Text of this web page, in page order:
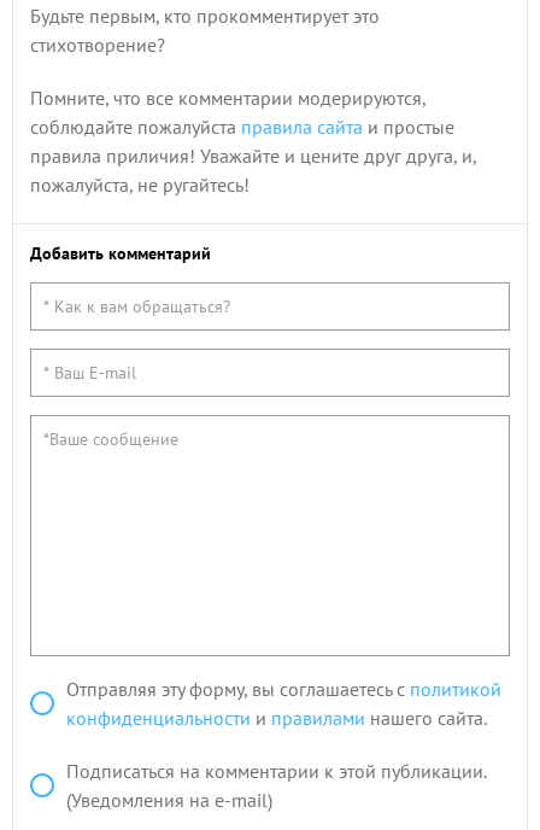
Будьте первым, кто прокомментирует это
стихотворение?
Помните, что все комментарии модерируются,
соблюдайте пожалуйста правила сайта и простые
правила приличия! Уважайте и цените друг друга, и,
пожалуйста, не ругайтесь!
Добавить комментарий
Отправляя эту форму, вы соглашаетесь с политикой
конфиденциальности и правилами нашего сайта.
Подписаться на комментарии к этой публикации.
(Уведомления на e-mail)